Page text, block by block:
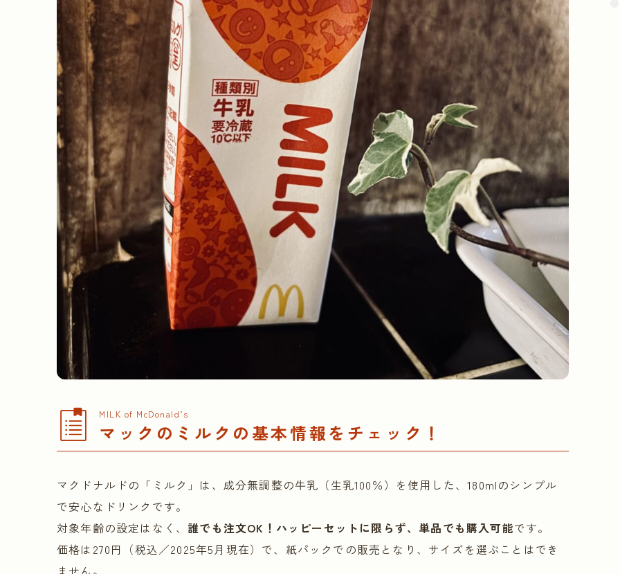
MILK of McDonald’s
マックのミルクの基本情報をチェック！
マクドナルドの「ミルク」は、成分無調整の牛乳（生乳100％）を使用した、180mlのシンプル
で安心なドリンクです。
対象年齢の設定はなく、 誰でも注文OK！ハッピーセットに限らず、単品でも購入可能です。
価格は270円（税込／2025年5月現在）で、紙パックでの販売となり、サイズを選ぶことはでき
ません。